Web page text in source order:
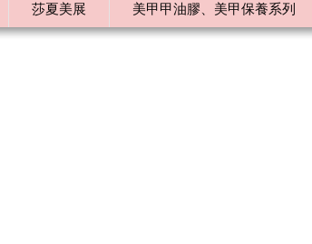
莎夏美展 美甲甲油膠、美甲保養系列